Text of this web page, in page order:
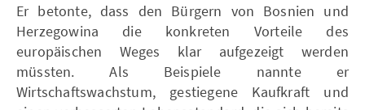
Er betonte, dass den Bürgern von Bosnien und
Herzegowina die konkreten Vorteile des
europäischen Weges klar aufgezeigt werden
müssten. Als Beispiele nannte er
Wirtschaftswachstum, gestiegene Kaufkraft und